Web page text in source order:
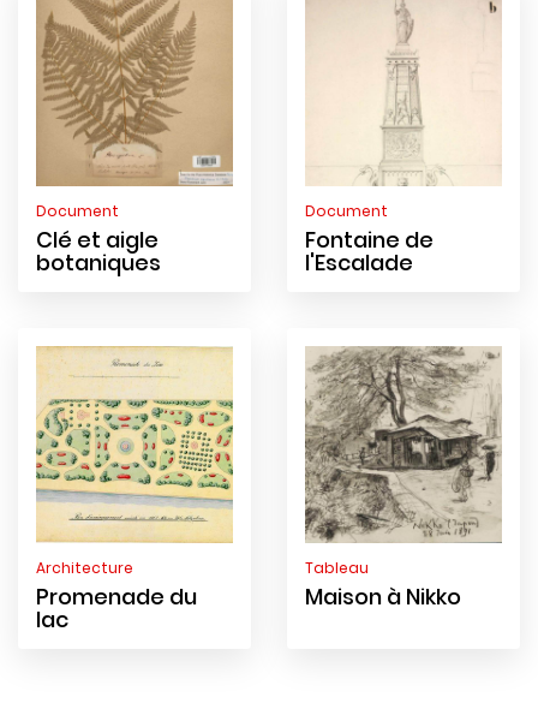
Document
Clé et aigle
botaniques
Document
Fontaine de
l'Escalade
Architecture
Promenade du
lac
Tableau
Maison à Nikko